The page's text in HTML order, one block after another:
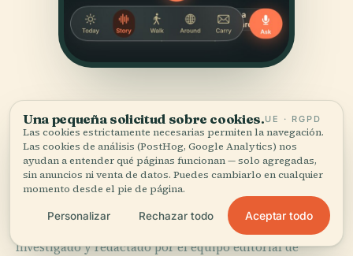
FUENTES
Verificado, y a la vista.
Investigado y redactado por el equipo editorial de
Una pequeña solicitud sobre cookies.UE · RGPD
Las cookies estrictamente necesarias permiten la navegación.
Las cookies de análisis (PostHog, Google Analytics) nos
ayudan a entender qué páginas funcionan — solo agregadas,
sin anuncios ni venta de datos. Puedes cambiarlo en cualquier
momento desde el pie de página.
Personalizar Rechazar todo Aceptar todo